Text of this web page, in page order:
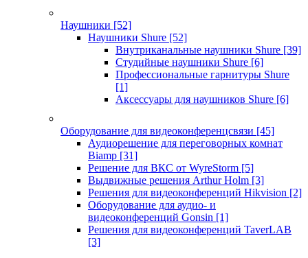
Наушники [52]
Наушники Shure [52]
Внутриканальные наушники Shure [39]
Студийные наушники Shure [6]
Профессиональные гарнитуры Shure
[1]
Аксессуары для наушников Shure [6]
Оборудование для видеоконференцсвязи [45]
Аудиорешение для переговорных комнат
Biamp [31]
Решение для ВКС от WyreStorm [5]
Выдвижные решения Arthur Holm [3]
Решения для видеоконференций Hikvision [2]
Оборудование для аудио- и
видеоконференций Gonsin [1]
Решения для видеоконференций TaverLAB
[3]